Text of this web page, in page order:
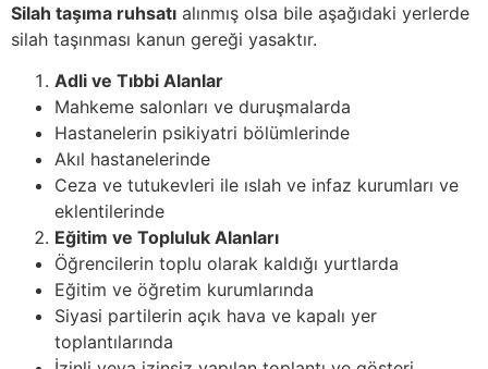
Silah taşıma ruhsatı alınmış olsa bile aşağıdaki yerlerde
silah taşınması kanun gereği yasaktır.
Adli ve Tıbbi Alanlar
Mahkeme salonları ve duruşmalarda
Hastanelerin psikiyatri bölümlerinde
Akıl hastanelerinde
Ceza ve tutukevleri ile ıslah ve infaz kurumları ve
eklentilerinde
Eğitim ve Topluluk Alanları
Öğrencilerin toplu olarak kaldığı yurtlarda
Eğitim ve öğretim kurumlarında
Siyasi partilerin açık hava ve kapalı yer
toplantılarında